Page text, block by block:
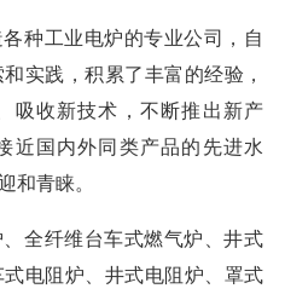
种工业电炉的专业公司，自
实践，积累了丰富的经验，
吸收新技术，不断推出新产
近国内外同类产品的先进水
和青睐。
全纤维台车式燃气炉、井式
电阻炉、井式电阻炉、罩式